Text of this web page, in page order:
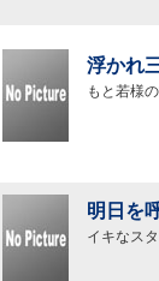
浮かれ
もと若様
明日を
イキなス